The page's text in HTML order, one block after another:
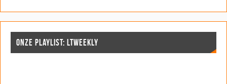
ONZE PLAYLIST: LTWEEKLY